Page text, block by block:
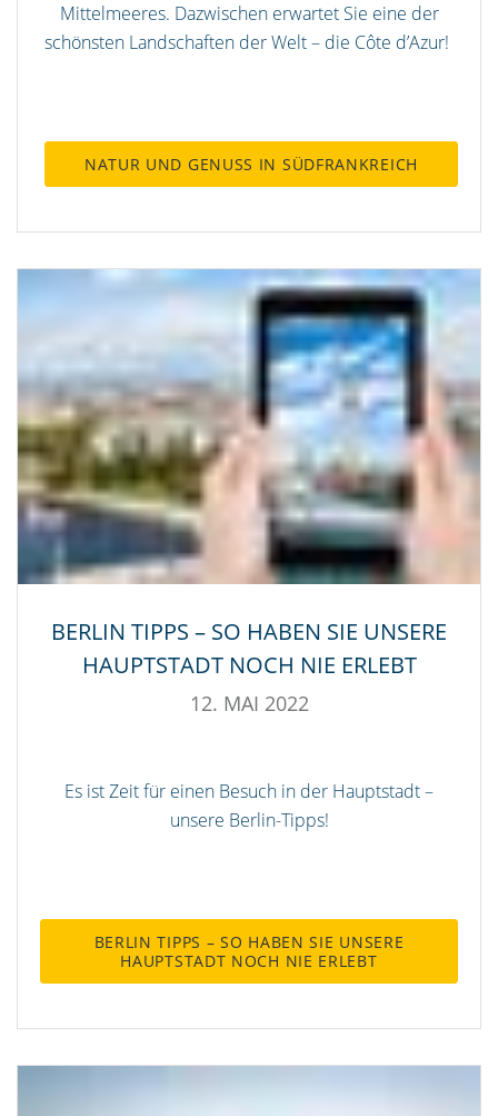
Mittelmeeres. Dazwischen erwartet Sie eine der
schönsten Landschaften der Welt – die Côte d’Azur!
NATUR UND GENUSS IN SÜDFRANKREICH
BERLIN TIPPS – SO HABEN SIE UNSERE
HAUPTSTADT NOCH NIE ERLEBT
12. MAI 2022
Es ist Zeit für einen Besuch in der Hauptstadt –
unsere Berlin-Tipps!
BERLIN TIPPS – SO HABEN SIE UNSERE
HAUPTSTADT NOCH NIE ERLEBT